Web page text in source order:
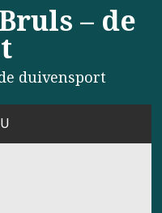
– de
duivensport